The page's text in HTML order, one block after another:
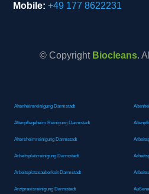
Mobile: +49 177 8622231
© Copyright Biocleans.
Altenheimreinigung Darmstadt
Altenpflegeheim Reinigung Darmstadt
Altersheimreinigung Darmstadt
Arbeitsplatzreinigung Darmstadt
Arbeitsplatzsauberkeit Darmstadt
Arztpraxisreinigung Darmstadt